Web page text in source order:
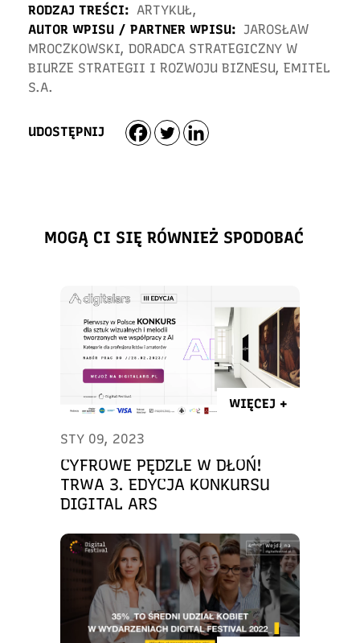
RODZAJ TREŚCI: ARTYKUŁ,
AUTOR WPISU / PARTNER WPISU: JAROSŁAW
MROCZKOWSKI, DORADCA STRATEGICZNY W
BIURZE STRATEGII I ROZWOJU BIZNESU, EMITEL
S.A.
UDOSTĘPNIJ
MOGĄ CI SIĘ RÓWNIEŻ SPODOBAĆ
WIĘCEJ +
STY 09, 2023
CYFROWE PĘDZLE W DŁOŃ!
TRWA 3. EDYCJA KONKURSU
DIGITAL ARS